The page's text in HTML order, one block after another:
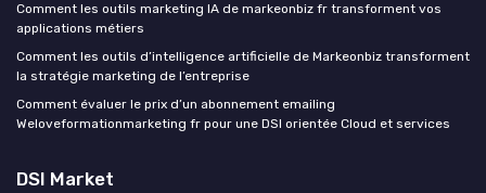
Comment les outils marketing IA de markeonbiz fr transforment vos
applications métiers
Comment les outils d’intelligence artificielle de Markeonbiz transforment
la stratégie marketing de l’entreprise
Comment évaluer le prix d’un abonnement emailing
Weloveformationmarketing fr pour une DSI orientée Cloud et services
DSI Market